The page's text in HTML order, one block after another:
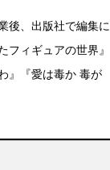
後、出版社で編集に
ィギュアの世界』
』『愛は毒か 毒が